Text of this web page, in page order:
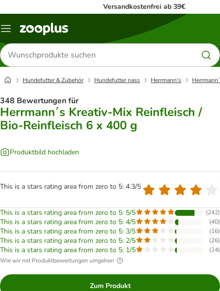
Versandkostenfrei ab 39€
Menü
Produkte
suchen
Hundefutter & Zubehör Hundefutter nass Herrmann's
348 Bewertungen für
Herrmann´s Kreativ-Mix Reinfleisch /
Bio-Reinfleisch 6 x 400 g
Produktbild hochladen
This is a stars rating area from zero to 5: 4.3/5
This is a stars rating area from zero to 5: 5/5 (242)
This is a stars rating area from zero to 5: 4/5 (40)
This is a stars rating area from zero to 5: 3/5 (16)
This is a stars rating area from zero to 5: 2/5 (26)
This is a stars rating area from zero to 5: 1/5 (24)
Wie wir mit Produktbewertungen umgehen
Zum Produkt